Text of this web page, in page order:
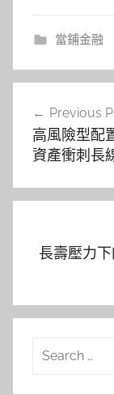
當鋪金融
導
覽
Previous
高風險型配
資產衝刺長
長壽壓力
Search